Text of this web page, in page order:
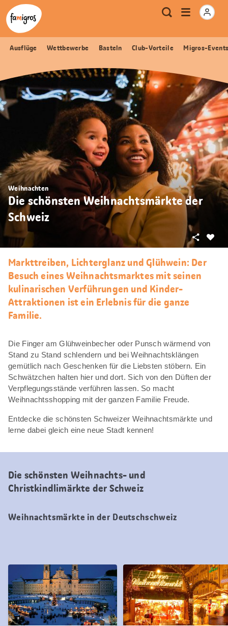
Sprungmarken
Navigation
Header
Logo
Meta
Navigation
Suche
Menu
öffnen
Ausflüge Wettbewerbe Basteln Club-Vorteile Migros-
Weihnachten
Die schönsten Weihnachtsmärkte der
Schweiz
Teilen
Markttreiben, Lichterglanz und Glühwein: Der
Besuch eines Weihnachtsmarktes mit seinen
kulinarischen Verführungen und Kinder-
Attraktionen ist ein Erlebnis für die ganze
Familie.
Die Finger am Glühweinbecher oder Punsch wärmend von
Stand zu Stand schlendern und bei Weihnachtsklängen
gemütlich nach Geschenken für die Liebsten stöbern. Ein
Schwätzchen halten hier und dort. Sich von den Düften der
Verpflegungsstände verführen lassen. So macht
Weihnachtsshopping mit der ganzen Familie Freude.
Entdecke die schönsten Schweizer Weihnachtsmärkte und
lerne dabei gleich eine neue Stadt kennen!
Die schönsten Weihnachts- und
Christkindlimärkte der Schweiz
Weihnachtsmärkte in der Deutschschweiz